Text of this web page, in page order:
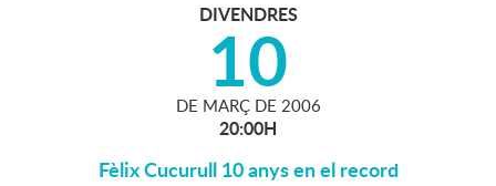
DIVENDRES
10
DE MARÇ DE 2006
20:00H
Fèlix Cucurull 10 anys en el record